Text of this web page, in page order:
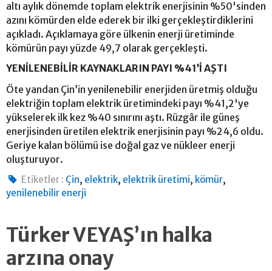
altı aylık dönemde toplam elektrik enerjisinin %50'sinden
azını kömürden elde ederek bir ilki gerçekleştirdiklerini
açıkladı. Açıklamaya göre ülkenin enerji üretiminde
kömürün payı yüzde 49,7 olarak gerçekleşti.
YENİLENEBİLİR KAYNAKLARIN PAYI %41’İ AŞTI
Öte yandan Çin’in yenilenebilir enerjiden üretmiş olduğu
elektriğin toplam elektrik üretimindeki payı %41,2'ye
yükselerek ilk kez %40 sınırını aştı. Rüzgâr ile güneş
enerjisinden üretilen elektrik enerjisinin payı %24,6 oldu.
Geriye kalan bölümü ise doğal gaz ve nükleer enerji
oluşturuyor.
Etiketler : Çin, elektrik, elektrik üretimi, kömür,
yenilenebilir enerji
Türker VEYAŞ’ın halka
arzına onay